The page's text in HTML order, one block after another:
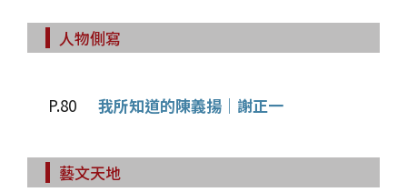
人物側寫
P.80 我所知道的陳義揚｜謝正一
藝文天地